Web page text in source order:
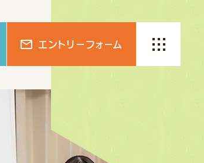
エントリー フォーム